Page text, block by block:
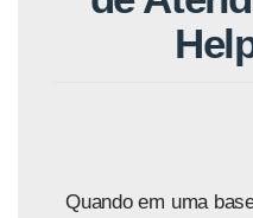
Quando em uma